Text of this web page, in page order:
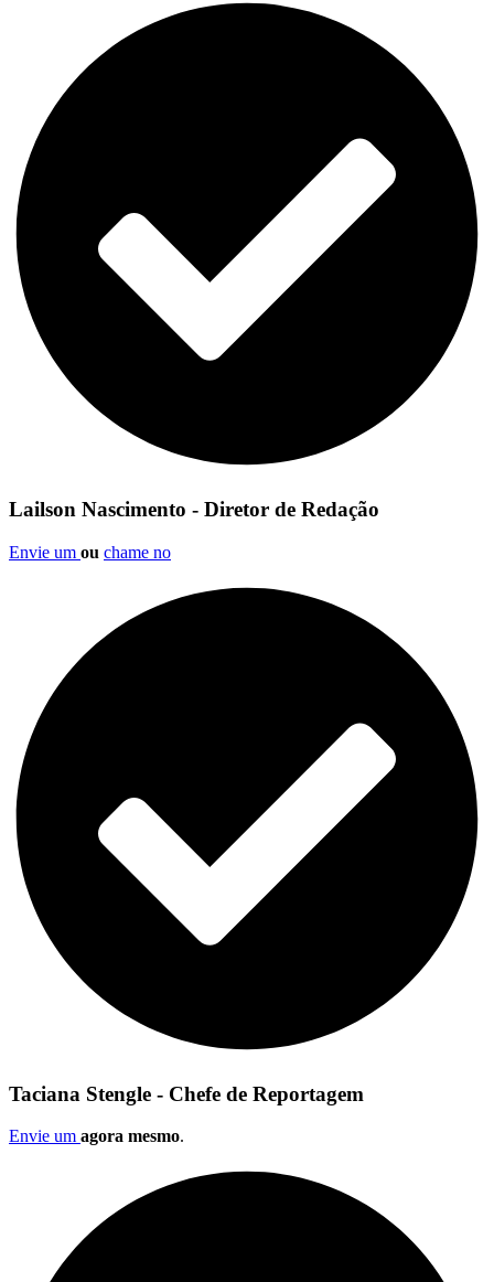
Lailson Nascimento - Diretor de Redação
Envie um ou chame no
Taciana Stengle - Chefe de Reportagem
Envie um agora mesmo.